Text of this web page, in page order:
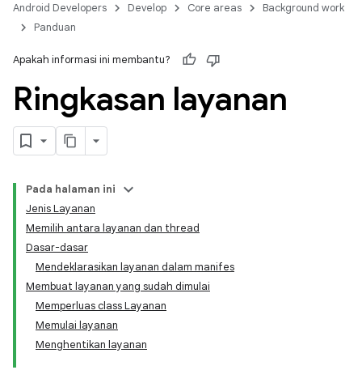
Android Developers Develop Core areas
Background work
Panduan
Apakah informasi ini membantu?
Ringkasan layanan
Pada halaman ini
Jenis Layanan
Memilih antara layanan dan thread
Dasar-dasar
Mendeklarasikan layanan dalam manifes
Membuat layanan yang sudah dimulai
Memperluas class Layanan
Memulai layanan
Menghentikan layanan